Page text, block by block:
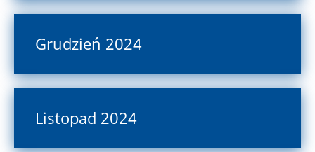
Grudzień 2024
Listopad 2024